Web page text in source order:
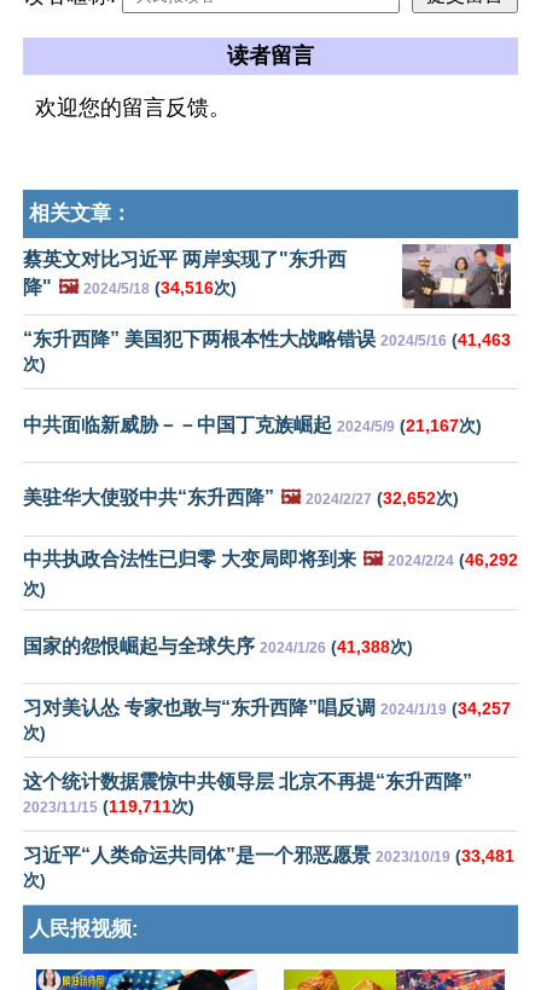
读者留言
欢迎您的留言反馈。
相关文章：
蔡英文对比习近平 两岸实现了"东升西
降" 🖼️ 2024/5/18 (34,516次)
“东升西降” 美国犯下两根本性大战略错误 2024/5/16 (41,463
次)
中共面临新威胁－－中国丁克族崛起 2024/5/9 (21,167次)
美驻华大使驳中共“东升西降” 🖼️ 2024/2/27 (32,652次)
中共执政合法性已归零 大变局即将到来 🖼️ 2024/2/24 (46,292
次)
国家的怨恨崛起与全球失序 2024/1/26 (41,388次)
习对美认怂 专家也敢与“东升西降”唱反调 2024/1/19 (34,257
次)
这个统计数据震惊中共领导层 北京不再提“东升西降”
2023/11/15 (119,711次)
习近平“人类命运共同体”是一个邪恶愿景 2023/10/19 (33,481
次)
人民报视频: